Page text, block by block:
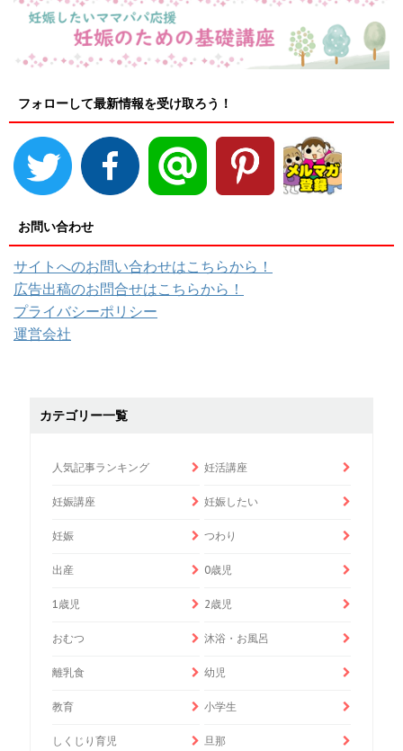
フォローして最新情報を受け取ろう！
お問い合わせ
サイトへのお問い合わせはこちらから！
広告出稿のお問合せはこちらから！
プライバシーポリシー
運営会社
カテゴリー一覧
人気記事ランキング 妊活講座
妊娠講座 妊娠したい
妊娠 つわり
出産 0歳児
1歳児 2歳児
おむつ 沐浴・お風呂
離乳食 幼児
教育 小学生
しくじり育児 旦那